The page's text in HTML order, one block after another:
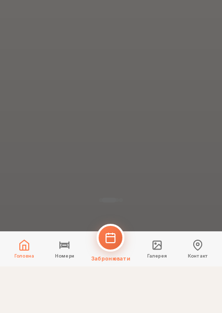
Головна Номери Забронювати Галерея Контакт